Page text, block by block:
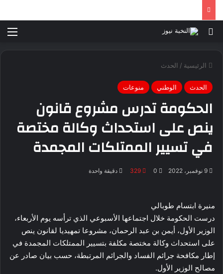
بحث عن
الرئيسية / الحدث
الحدث الوطني منوعات
الحكومة تدرس مشروع قانون
ينص على استحداث وكالة مختصة
في تسيير الممتلكات المجمدة
9 نوفمبر، 2022 0
329 دقيقة واحدة
منيرة ابتسام طوبالي
درست الحكومة خلال اجتماعها الأسبوعي الذي ترأسه يوم الأربعاء،
الوزير الأول، أيمن بن عبد الرحمان، مشروعا تمهيديا لقانون ينص
على استحداث وكالة مختصة مكلفة بتسيير الممتلكات المجمدة في
إطار مكافحة جرائم الفساد والجرائم المرتبطة، حسب بيان صادر عن
مصالح الوزير الأول.